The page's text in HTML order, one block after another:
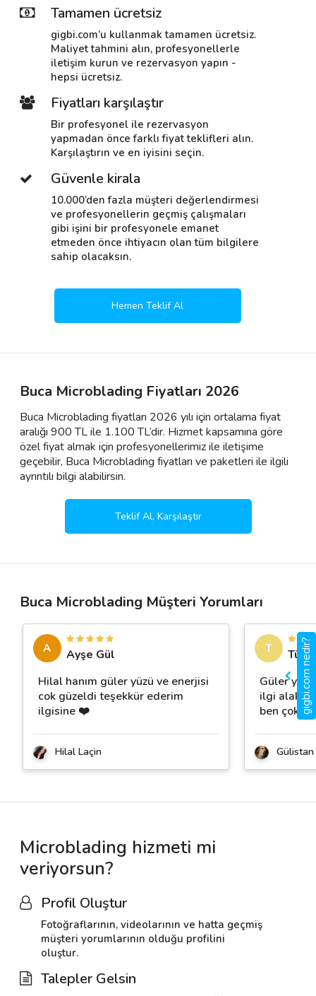
Tamamen ücretsiz
gigbi.com’u kullanmak tamamen ücretsiz.
Maliyet tahmini alın, profesyonellerle
iletişim kurun ve rezervasyon yapın -
hepsi ücretsiz.
Fiyatları karşılaştır
Bir profesyonel ile rezervasyon
yapmadan önce farklı fiyat teklifleri alın.
Karşılaştırın ve en iyisini seçin.
Güvenle kirala
10.000’den fazla müşteri değerlendirmesi
ve profesyonellerin geçmiş çalışmaları
gibi işini bir profesyonele emanet
etmeden önce ihtiyacın olan tüm bilgilere
sahip olacaksın.
Hemen Teklif Al
Buca Microblading Fiyatları 2026
Buca Microblading fiyatları 2026 yılı için ortalama fiyat
aralığı 900 TL ile 1.100 TL’dir. Hizmet kapsamına göre
özel fiyat almak için profesyonellerimiz ile iletişime
geçebilir, Buca Microblading fiyatları ve paketleri ile ilgili
ayrıntılı bilgi alabilirsin.
Teklif Al, Karşılaştır
Buca Microblading Müşteri Yorumları
A
Ayşe Gül
Hilal hanım güler yüzü ve enerjisi
cok güzeldi teşekkür ederim
ilgisine ❤️
Hilal Laçin
T
Güler
ilgi
ben çok
Microblading hizmeti mi
veriyorsun?
Profil Oluştur
Fotoğraflarının, videolarının ve hatta geçmiş
müşteri yorumlarının olduğu profilini
oluştur.
Talepler Gelsin
gigbi.com nedir?